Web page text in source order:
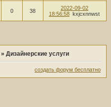
0 38
2022-09-02
18:56:58 kxjcxnnwst
»Дизайнерские услуги
создать форум бесплатно